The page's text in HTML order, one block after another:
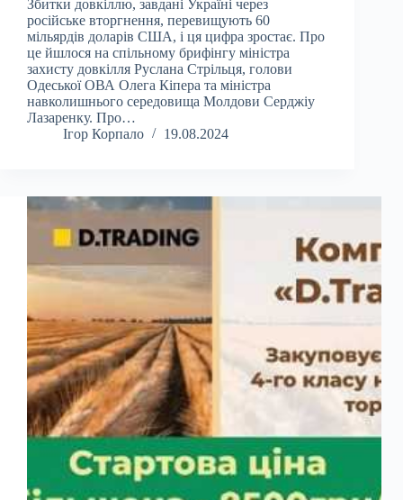
Збитки довкіллю, завдані Україні через
російське вторгнення, перевищують 60
мільярдів доларів США, і ця цифра зростає. Про
це йшлося на спільному брифінгу міністра
захисту довкілля Руслана Стрільця, голови
Одеської ОВА Олега Кіпера та міністра
навколишнього середовища Молдови Серджіу
Лазаренку. Про…
Ігор Корпало
19.08.2024